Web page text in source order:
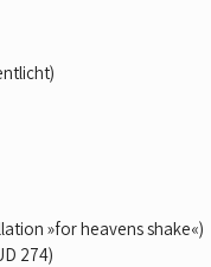
»for heavens shake«)
274)